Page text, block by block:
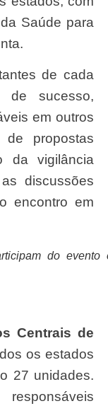
Saúde para
de sucesso,
em outros
propostas
da vigilância
discussões
encontro em
do evento
Centrais de
os estados
27 unidades.